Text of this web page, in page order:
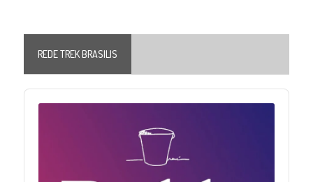
REDE TREK BRASILIS
Audio
Player